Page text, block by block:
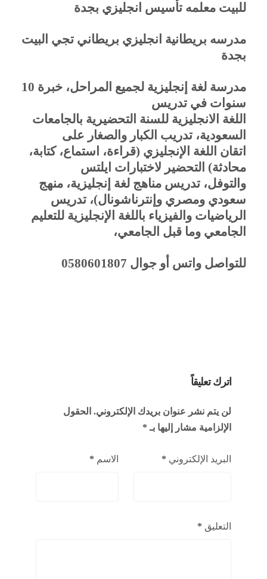
للبيت معلمه تأسيس انجليزي بجدة
مدرسه بريطانية انجليزي بريطاني تجي البيت
بجدة
مدرسة لغة إنجليزية لجميع المراحل، خبرة 10
سنوات في تدريس
اللغة الانجليزية للسنة التحضيرية بالجامعات
السعودية، تدريب الكبار والصغار على
اتقان اللغة الإنجليزي (قراءة، استماع، كتابة،
محادثة) التحضير لاختبارات ايلتس
والتوفل، تدريس مناهج لغة إنجليزية، منهج
سعودي ومصري وإنترناشونال)، تدريس
الرياضيات والفيزياء باللغة الإنجليزية للتعليم
الجامعي وما قبل الجامعي،
للتواصل واتس أو جوال 0580601807
اترك تعليقاً
لن يتم نشر عنوان بريدك الإلكتروني. الحقول
الإلزامية مشار إليها بـ *
الاسم * البريد الإلكتروني *
التعليق *